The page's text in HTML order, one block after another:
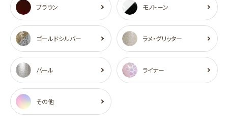
ブラウン モノトーン
ゴールドシルバー ラメ・グリッター
パール ライナー
その他